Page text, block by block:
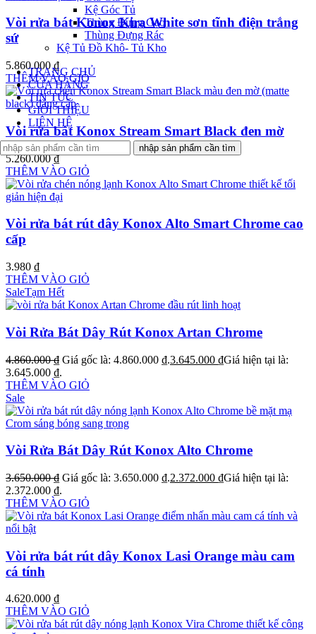
Kệ Góc Tủ
Thùng Đựng Gạo
Thùng Đựng Rác
Kệ Tủ Đồ Khô- Tủ Kho
TRANG CHỦ
CỬA HÀNG
TIN TỨC
GIỚI THIỆU
LIÊN HỆ
nhập sản phẩm cần tìm
Vòi rửa bát Konox Kira White sơn tĩnh điện trắng
sứ
5.860.000₫
THÊM VÀO GIỎ
Vòi rửa bát Konox Stream Smart Black đen mờ
5.260.000₫
THÊM VÀO GIỎ
Vòi rửa bát rút dây Konox Alto Smart Chrome cao
cấp
3.980 ₫
THÊM VÀO GIỎ
SaleTạm Hết
Vòi Rửa Bát Dây Rút Konox Artan Chrome
4.860.000₫ Giá gốc là: 4.860.000 ₫.3.645.000 ₫Giá hiện tại là:
3.645.000 ₫.
THÊM VÀO GIỎ
Sale
Vòi Rửa Bát Dây Rút Konox Alto Chrome
3.650.000₫ Giá gốc là: 3.650.000 ₫.2.372.000 ₫Giá hiện tại là:
2.372.000 ₫.
THÊM VÀO GIỎ
Vòi rửa bát rút dây Konox Lasi Orange màu cam
cá tính
4.620.000 ₫
THÊM VÀO GIỎ